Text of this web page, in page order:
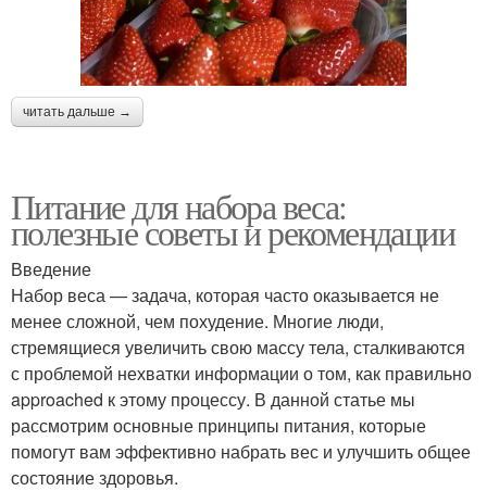
читать дальше →
Питание для набора веса:
полезные советы и рекомендации
Введение
Набор веса — задача, которая часто оказывается не
менее сложной, чем похудение. Многие люди,
стремящиеся увеличить свою массу тела, сталкиваются
с проблемой нехватки информации о том, как правильно
approached к этому процессу. В данной статье мы
рассмотрим основные принципы питания, которые
помогут вам эффективно набрать вес и улучшить общее
состояние здоровья.